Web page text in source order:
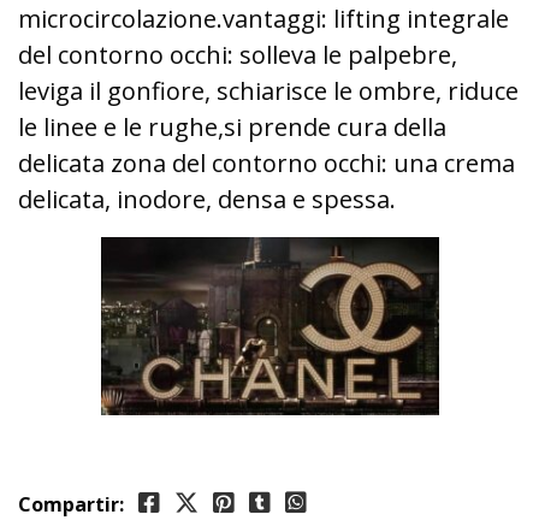
microcircolazione.vantaggi: lifting integrale
del contorno occhi: solleva le palpebre,
leviga il gonfiore, schiarisce le ombre, riduce
le linee e le rughe,si prende cura della
delicata zona del contorno occhi: una crema
delicata, inodore, densa e spessa.
Compartir: